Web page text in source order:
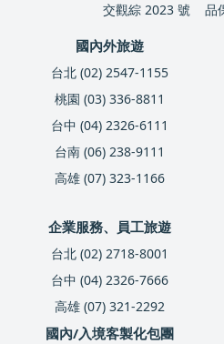
交觀綜 2023 號
品
國內外旅遊
台北 (02) 2547-1155
桃園 (03) 336-8811
台中 (04) 2326-6111
台南 (06) 238-9111
高雄 (07) 323-1166
企業服務、員工旅遊
台北 (02) 2718-8001
台中 (04) 2326-7666
高雄 (07) 321-2292
國內/入境客製化包團